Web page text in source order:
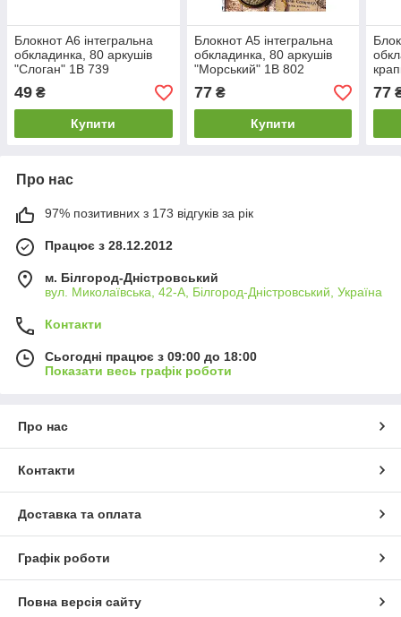
Блокнот А6 інтегральна
обкладинка, 80 аркушів
"Слоган" 1В 739
49 ₴
Купити
Блокнот А5 інтегральна
обкладинка, 80 аркушів
"Морський" 1В 802
77₴
Купити
77
Про нас
97% позитивних з 173 відгуків за рік
Працює з 28.12.2012
м. Білгород-Дністровський
вул. Миколаївська, 42-А, Білгород-Дністровський, Україна
Контакти
Сьогодні працює з 09:00 до 18:00
Показати весь графік роботи
Про нас
Контакти
Доставка та оплата
Графік роботи
Повна версія сайту